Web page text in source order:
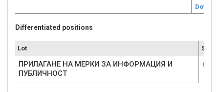
Differentiated positions
Lot
ПРИЛАГАНЕ НА МЕРКИ ЗА ИНФОРМАЦИЯ И
ПУБЛИЧНОСТ
6